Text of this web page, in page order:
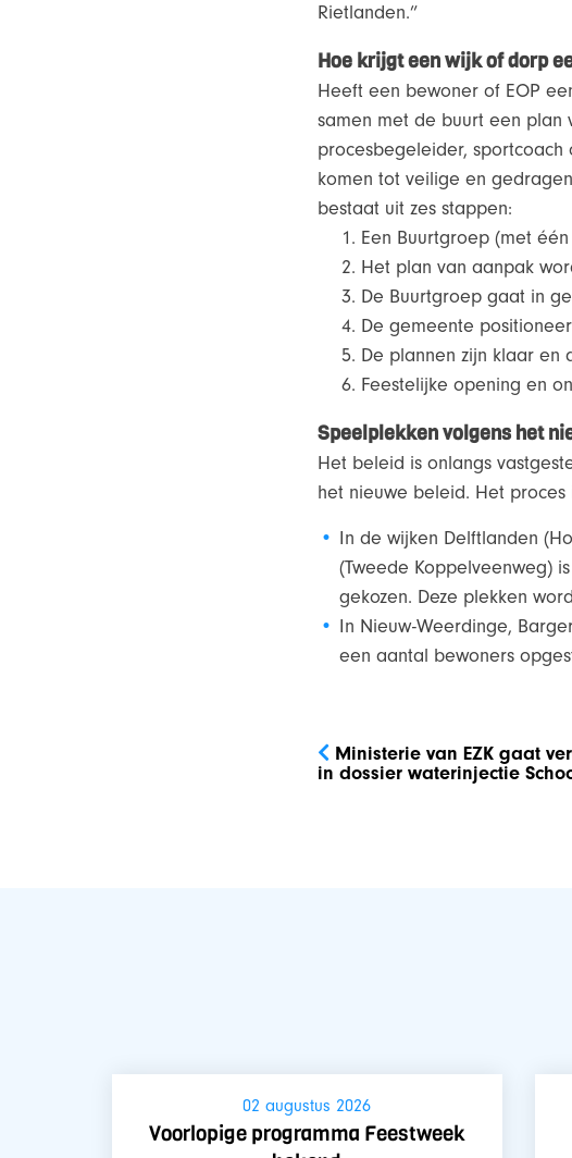
Rietlanden.”
Hoe krijgt een wijk of dorp
Heeft een bewoner of EOP
samen met de buurt een plan
procesbegeleider,
komen tot veilige en
bestaat uit zes stappen:
Een Buurtgroep (met
Het plan van aanpak
De Buurtgroep gaat in
De gemeente
De plannen zijn klaar en
Feestelijke opening en
Speelplekken volgens het
Het beleid is onlangs
het nieuwe beleid. Het
In de wijken Delftlanden
(Tweede Koppelveenweg)
gekozen. Deze plekken
In Nieuw-Weerdinge,
een aantal bewoners
navigatie
Ministerie van EZK gaat
in dossier waterinjectie
02 augustus 2026
Voorlopige programma Feestweek